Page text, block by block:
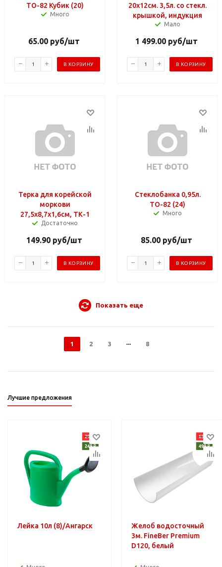
ТО-82 Кубик (20)
Много
65.00 руб/шт
В КОРЗИНУ
20х12см. 3,5л. со стекл.
крышкой, индукция
Мало
1 499.00 руб/шт
В КОРЗИНУ
Терка для корейской
моркови
27,5х8,7х1,6см, ТК-1
Достаточно
149.90руб/шт
В КОРЗИНУ
Стеклобанка 0,95л.
ТО-82 (24)
Много
85.00 руб/шт
В КОРЗИНУ
Показать еще
1 2 3 8
Лучшие предложения
Лейка 10л (8)/Ангарск
Желоб водосточный
3м. FineBer Premium
D120, белый